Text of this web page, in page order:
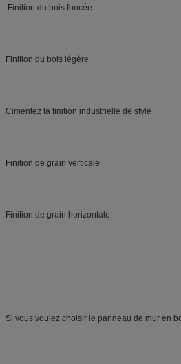
Finition du bois foncée
Finition du bois légère
Cimentez la finition industrielle de style
Finition de grain verticale
Finition de grain horizontale
Si vous voulez choisir le panneau de mur en